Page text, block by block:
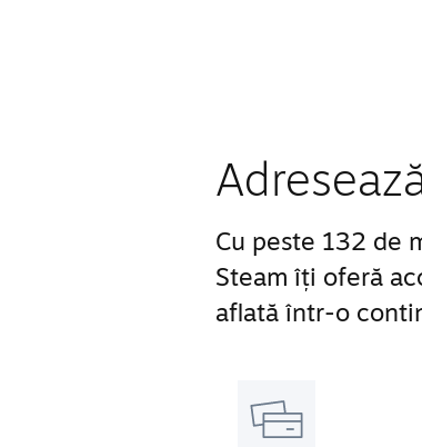
Cu peste 132 de
Steam îți oferă
aflată într-o